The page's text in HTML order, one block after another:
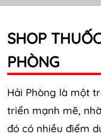
THUỐC KÍCH DỤC NỮ
THUỐC NƯỚC KÍCH
THUỐC VIÊN KÍCH
SẢN PHẨM KHÁC
TIN TỨC & BLOG
SHOP
PHÒNG
Hải Phòng là một
triển mạnh mẽ,
đó có nhiều điểm